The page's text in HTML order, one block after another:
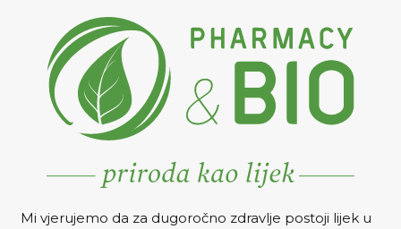
ukoliko je dijete starije od 6
mjeseci)
Mi vjerujemo da za dugoročno zdravlje postoji lijek u